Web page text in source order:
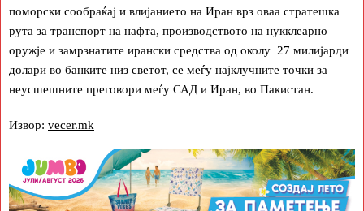
поморски сообраќај и влијанието на Иран врз оваа стратешка
рута за транспорт на нафта, производството на нукклеарно
оружје и замрзнатите ирански средства од околу 27 милијарди
долари во банките низ светот, се меѓу најклучните точки за
неусшешните преговори меѓу САД и Иран, во Пакистан.
Извор: vecer.mk